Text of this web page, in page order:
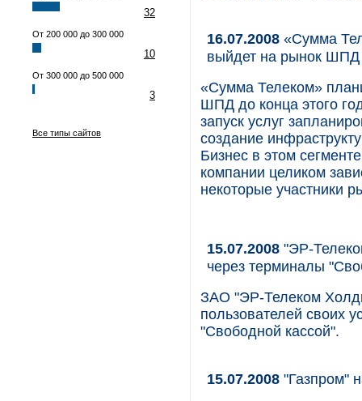
32
От 200 000 до 300 000
10
От 300 000 до 500 000
3
Все типы сайтов
16.07.2008 «Сумма
выйдет на рынок ШПД
«Сумма Телеком»
ШПД до конца этого
запуск услуг
создание
Бизнес в этом
компании целиком
некоторые участники
15.07.2008 "ЭР-
через терминалы
ЗАО "ЭР-Телеком
пользователей своих
"Свободной кассой".
15.07.2008 "Газпром"